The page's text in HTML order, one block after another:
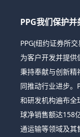
PPG我们保护并
PPG(纽约证券所
为客户开发并提供
秉持奉献与创新精
同推动行业进步。
和研发机构遍布
球净销售额达158
通运输等领域及其